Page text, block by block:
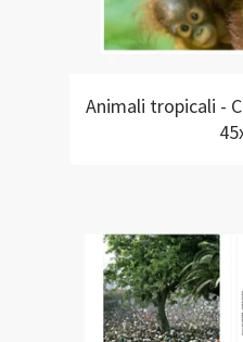
Animali tropicali -